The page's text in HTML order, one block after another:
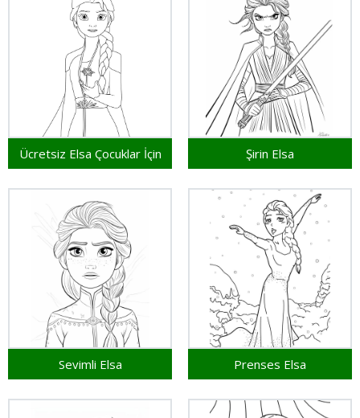
Ücretsiz Elsa Çocuklar İçin Şirin Elsa
Sevimli Elsa Prenses Elsa